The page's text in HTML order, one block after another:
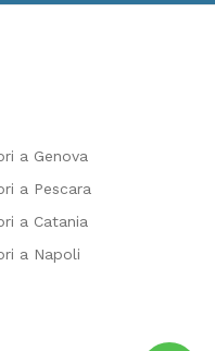
a Genova
a Pescara
a Catania
a Napoli